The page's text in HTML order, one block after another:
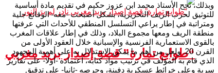
“طوابع تمارة” قصة إصدار بريد مغربي
وبذلك، نجح الأستاذ محمد ابن عزوز حكيم في تقديم مادة أساسية
للتوثيق لحرب الريف التحريرية، بشكل أصبحت -معه- الوقائع جلية
ومتراتبة في إطار يراعي التسلسل المنطقي للأحداث التي عرفتها
منطقة الريف ومعها مجموع البلاد، وذلك في إطار علاقات المغرب
بالقوى الاستعمارية الفرنسية والإسبانية خلال العقود الأولى من
القرن 20. ولعل من أهم ما يمكن الاستدلال به على أهمية المجهود
الذي قام به المؤلف في ترتيب مواد كتابه، اعتماده -أولا- على تقارير
سرية وعلى خرائط عسكرية دفينة، وحرصه -ثانيا- على تدقيق